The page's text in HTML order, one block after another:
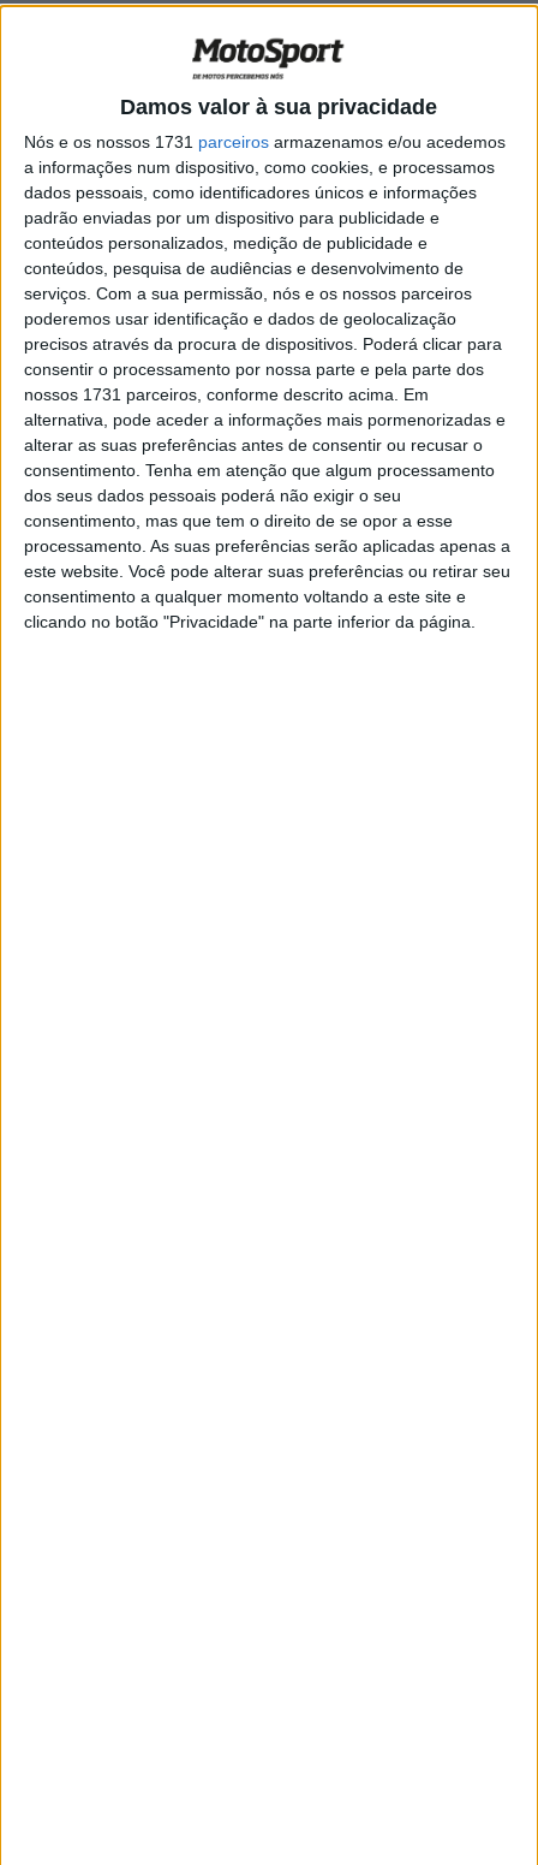
Damos valor à sua privacidade
Nós e os nossos 1731 parceiros armazenamos e/ou acedemos
a informações num dispositivo, como cookies, e processamos
dados pessoais, como identificadores únicos e informações
padrão enviadas por um dispositivo para publicidade e
conteúdos personalizados, medição de publicidade e
conteúdos, pesquisa de audiências e desenvolvimento de
serviços. Com a sua permissão, nós e os nossos parceiros
poderemos usar identificação e dados de geolocalização
precisos através da procura de dispositivos. Poderá clicar para
consentir o processamento por nossa parte e pela parte dos
nossos 1731 parceiros, conforme descrito acima. Em
alternativa, pode aceder a informações mais pormenorizadas e
alterar as suas preferências antes de consentir ou recusar o
consentimento. Tenha em atenção que algum processamento
dos seus dados pessoais poderá não exigir o seu
consentimento, mas que tem o direito de se opor a esse
processamento. As suas preferências serão aplicadas apenas a
este website. Você pode alterar suas preferências ou retirar seu
consentimento a qualquer momento voltando a este site e
clicando no botão "Privacidade" na parte inferior da página.
Muñoz, Ferrández, vd Goorbergh e Vietti vieram da Q1
animar a qualificação final das Moto2, que teve David
Alonso e Guevara como protagonistas iniciais, ao lado do
próprio Ferrández.
Agius, Muñoz e Holgado, no entanto, estavam por perto,
mas os tempos provavam-se difíceis de obter e pouco
mudou até aos últimos 2 minutos, quando Manu
González começou a ‘mostrar serviço’, tentando subir de
7º, mas nem ele nem Agius subiram, deixando David
Alonso em nova pole. Van der Goorbergh seria o melhor